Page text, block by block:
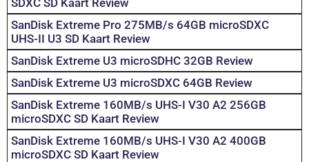
SanDisk Extreme Pro 275MB/s 64GB microSDXC
UHS-II U3 SD Kaart Review
SanDisk Extreme U3 microSDHC 32GB Review
SanDisk Extreme U3 microSDXC 64GB Review
SanDisk Extreme 160MB/s UHS-I V30 A2 256GB
microSDXC SD Kaart Review
SanDisk Extreme 160MB/s UHS-I V30 A2 400GB
microSDXC SD Kaart Review